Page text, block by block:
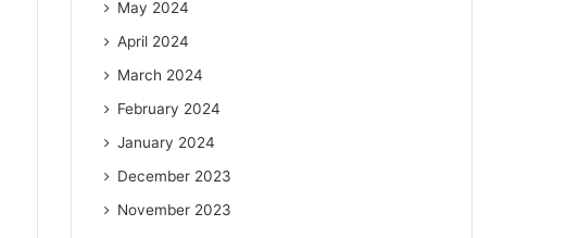
May 2024
April 2024
March 2024
February 2024
January 2024
December 2023
November 2023